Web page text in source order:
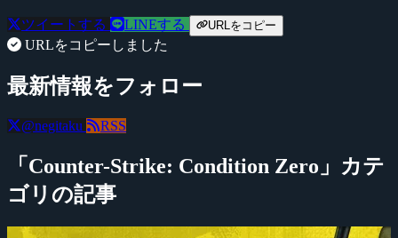
ツイートする LINEする URLをコピー
URLをコピーしました
最新情報をフォロー
@negitaku RSS
「Counter-Strike: Condition Zero」カテ
ゴリの記事